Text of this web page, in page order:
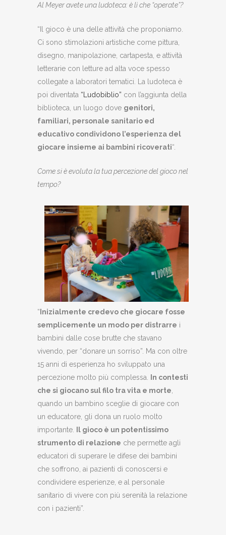
Al Meyer avete una ludoteca: è lì che “operate”?
“Il gioco è una delle attività che proponiamo.
Ci sono stimolazioni artistiche come pittura,
disegno, manipolazione, cartapesta, e attività
letterarie con letture ad alta voce spesso
collegate a laboratori tematici. La ludoteca è
poi diventata “Ludobiblio” con l’aggiunta della
biblioteca, un luogo dove genitori,
familiari, personale sanitario ed
educativo condividono l’esperienza del
giocare insieme ai bambini ricoverati“.
Come si è evoluta la tua percezione del gioco nel
tempo?
“ Inizialmente credevo che giocare fosse
semplicemente un modo per distrarre i
bambini dalle cose brutte che stavano
vivendo, per “donare un sorriso”. Ma con oltre
15 anni di esperienza ho sviluppato una
percezione molto più complessa.
In contesti
che si giocano sul filo tra vita e morte
quando un bambino sceglie di giocare con
un educatore, gli dona un ruolo molto
importante.
Il gioco è un potentissimo
strumento di relazione che permette agli
educatori di superare le difese dei bambini
che soffrono, ai pazienti di conoscersi e
condividere esperienze, e al personale
sanitario di vivere con più serenità la relazione
con i pazienti”.